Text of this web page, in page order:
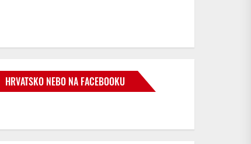
HRVATSKO NEBO NA FACEBOOKU